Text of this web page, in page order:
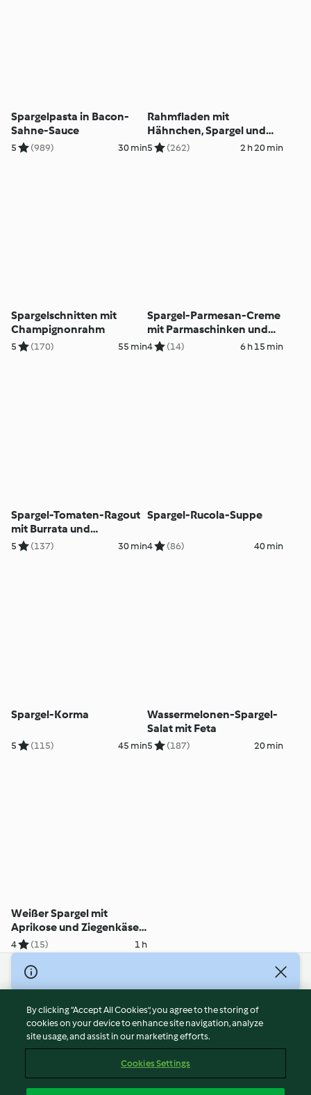
Spargelpasta in Bacon-
Sahne-Sauce
5 (989) 30 min
Rahmfladen mit
Hähnchen, Spargel und
Hollandaise
5 (262) 2 h 20 min
Spargelschnitten mit
Champignonrahm
5 (170) 55 min
Spargel-Parmesan-Creme
mit Parmaschinken und
grünen Spargelstreifen
4 (14) 6 h 15 min
Spargel-Tomaten-Ragout
mit Burrata und
Kräutergremolata
5 (137) 30 min
Spargel-Rucola-Suppe
4 (86) 40 min
Spargel-Korma
5 (115) 45 min
Wassermelonen-Spargel-
Salat mit Feta
5 (187) 20 min
Weißer Spargel mit
Aprikose und Ziegenkäse
im Säckchen
4 (15) 1 h
© Copyright 2026
Terms of Service
Privacy Policy
Disclaimer
Cookies
By clicking “Accept All Cookies”, you agree to the storing of
cookies on your device to enhance site navigation, analyze
site usage, and assist in our marketing efforts.
Cookies Settings